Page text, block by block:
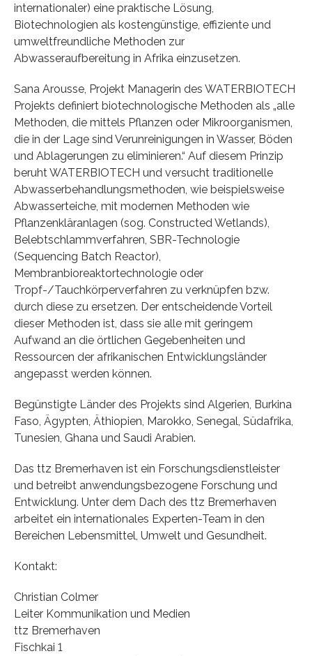
internationaler) eine praktische Lösung,
Biotechnologien als kostengünstige, effiziente und
umweltfreundliche Methoden zur
Abwasseraufbereitung in Afrika einzusetzen.
Sana Arousse, Projekt Managerin des WATERBIOTECH
Projekts definiert biotechnologische Methoden als „alle
Methoden, die mittels Pflanzen oder Mikroorganismen,
die in der Lage sind Verunreinigungen in Wasser, Böden
und Ablagerungen zu eliminieren.“ Auf diesem Prinzip
beruht WATERBIOTECH und versucht traditionelle
Abwasserbehandlungsmethoden, wie beispielsweise
Abwasserteiche, mit modernen Methoden wie
Pflanzenkläranlagen (sog. Constructed Wetlands),
Belebtschlammverfahren, SBR-Technologie
(Sequencing Batch Reactor),
Membranbioreaktortechnologie oder
Tropf-/Tauchkörperverfahren zu verknüpfen bzw.
durch diese zu ersetzen. Der entscheidende Vorteil
dieser Methoden ist, dass sie alle mit geringem
Aufwand an die örtlichen Gegebenheiten und
Ressourcen der afrikanischen Entwicklungsländer
angepasst werden können.
Begünstigte Länder des Projekts sind Algerien, Burkina
Faso, Ägypten, Äthiopien, Marokko, Senegal, Südafrika,
Tunesien, Ghana und Saudi Arabien.
Das ttz Bremerhaven ist ein Forschungsdienstleister
und betreibt anwendungsbezogene Forschung und
Entwicklung. Unter dem Dach des ttz Bremerhaven
arbeitet ein internationales Experten-Team in den
Bereichen Lebensmittel, Umwelt und Gesundheit.
Kontakt:
Christian Colmer
Leiter Kommunikation und Medien
ttz Bremerhaven
Fischkai 1